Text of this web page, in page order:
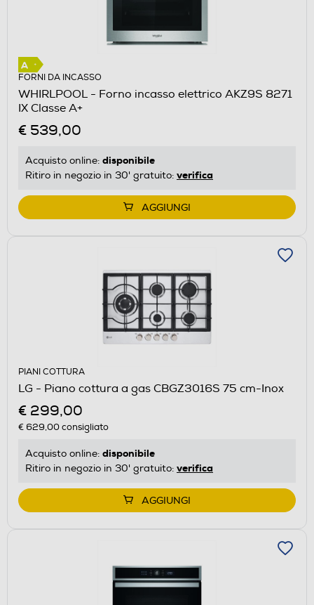
FORNI DA INCASSO
WHIRLPOOL - Forno incasso elettrico AKZ9S 8271
IX Classe A+
€ 539,00
Acquisto online: disponibile
Ritiro in negozio in 30' gratuito: verifica
AGGIUNGI
PIANI COTTURA
LG - Piano cottura a gas CBGZ3016S 75 cm-Inox
€ 299,00
€ 629,00consigliato
Acquisto online: disponibile
Ritiro in negozio in 30' gratuito: verifica
AGGIUNGI